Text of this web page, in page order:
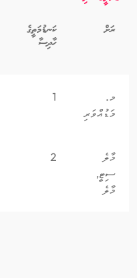
ރަށް
ކަނޑުމަތީގެ
ހާދިސާ
މ.
މަޑުއްވަރި
1
މާލެ
ސިޓީ,
މާލެ
2